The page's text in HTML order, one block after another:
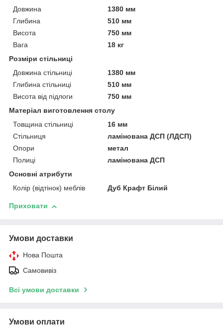
Довжина
1380 мм
Глибина
510 мм
Висота
750 мм
Вага
18 кг
Розміри стільниці
Довжина стільниці
1380 мм
Глибина стільниці
510 мм
Висота від підлоги
750 мм
Матеріал виготовлення столу
Товщина стільниці
16 мм
Стільниця
ламінована ДСП (ЛДСП)
Опори
метал
Полиці
ламінована ДСП
Основні атрибути
Колір (відтінок) меблів
Дуб Крафт Білий
Приховати
Умови доставки
Нова Пошта
Самовивіз
Всі умови доставки
Умови оплати